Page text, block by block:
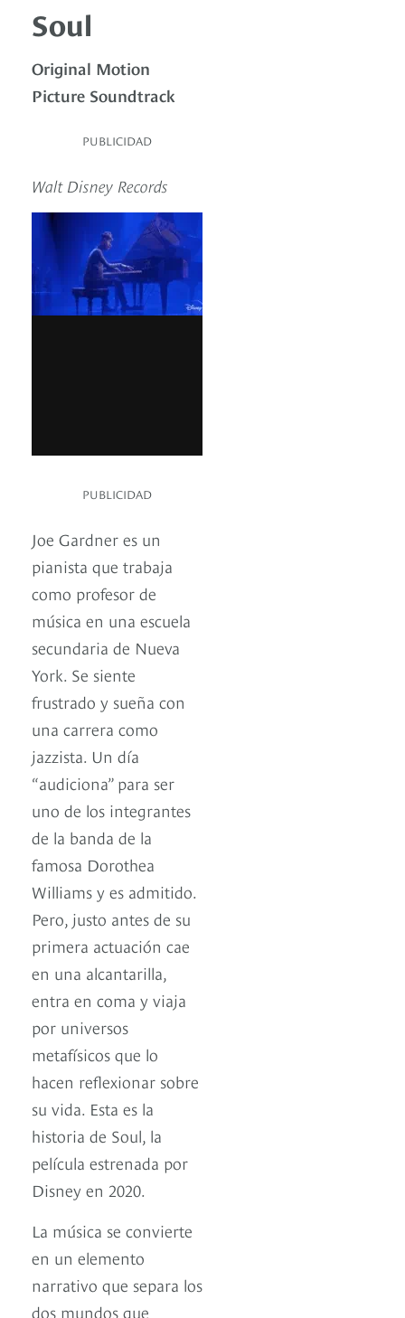
Soul
Original Motion
Picture Soundtrack
PUBLICIDAD
Walt Disney Records
PUBLICIDAD
Joe Gardner es un
pianista que trabaja
como profesor de
música en una escuela
secundaria de Nueva
York. Se siente
frustrado y sueña con
una carrera como
jazzista. Un día
“audiciona” para ser
uno de los integrantes
de la banda de la
famosa Dorothea
Williams y es admitido.
Pero, justo antes de su
primera actuación cae
en una alcantarilla,
entra en coma y viaja
por universos
metafísicos que lo
hacen reflexionar sobre
su vida. Esta es la
historia de Soul, la
película estrenada por
Disney en 2020.
La música se convierte
en un elemento
narrativo que separa los
dos mundos que